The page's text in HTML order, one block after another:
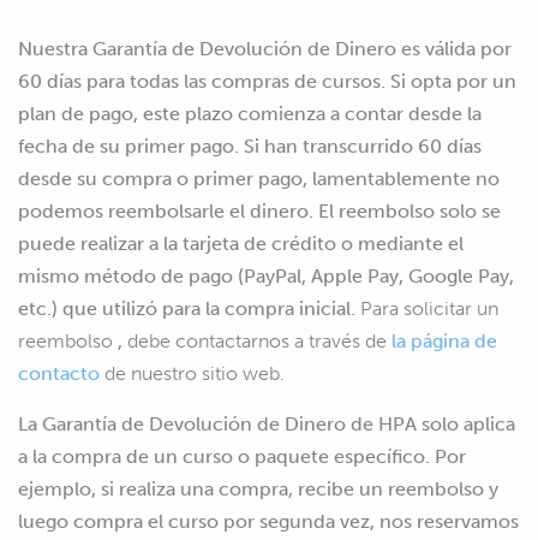
Nuestra Garantía de Devolución de Dinero es válida por
60 días para todas las compras de cursos. Si opta por un
plan de pago, este plazo comienza a contar desde la
fecha de su primer pago. Si han transcurrido 60 días
desde su compra o primer pago, lamentablemente no
podemos reembolsarle el dinero. El reembolso solo se
puede realizar a la tarjeta de crédito o mediante el
mismo método de pago (PayPal, Apple Pay, Google Pay,
etc.) que utilizó para la compra inicial. Para solicitar un
reembolso , debe contactarnos a través de la página de
contacto de nuestro sitio web.
La Garantía de Devolución de Dinero de HPA solo aplica
a la compra de un curso o paquete específico. Por
ejemplo, si realiza una compra, recibe un reembolso y
luego compra el curso por segunda vez, nos reservamos